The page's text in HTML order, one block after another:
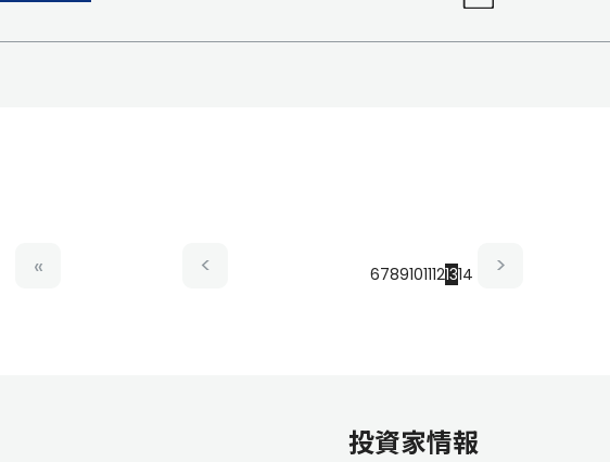
67891011121314
投資家情報